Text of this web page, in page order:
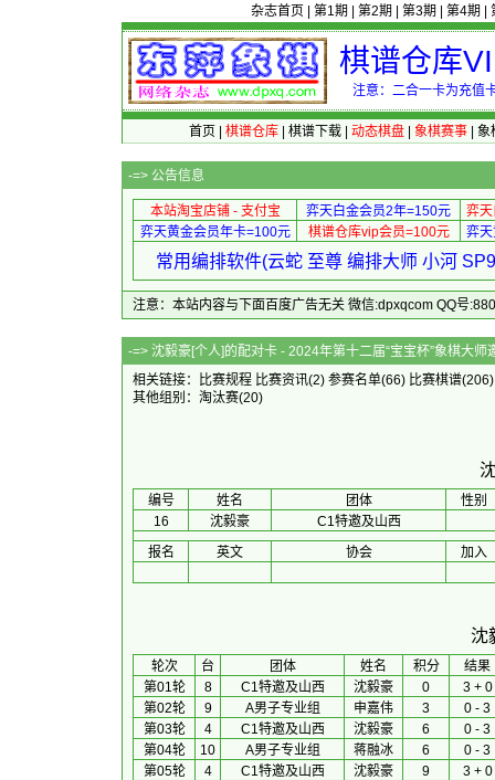
杂志首页 第1期 第2期 第3期 第4期
棋谱仓库
注意：二合一卡为充值
首页 棋谱仓库| 棋谱下载| 动态棋盘| 象棋赛事| 象
-=> 公告信息
本站淘宝店铺 - 支付宝 弈天白金会员2年=150元
弈
弈天黄金会员年卡=100元
棋谱仓库vip会员=100元 弈
常用编排软件(云蛇 至尊 编排大师 小河
注意：本站内容与下面百度广告无关 微信:dpxqcom QQ号
-=> 沈毅豪[个人]的配对卡 - 2024年第十二届
相关链接：
比赛规程 比赛资讯(2) 参赛名单(66) 比赛棋谱
其他组别： 淘汰赛(20)
编号 姓名 团体
性别
16
沈毅豪
C1特邀及山西
报名
英文 协会 加入
沈
轮次 台 团体 姓名 积分
结果
第01轮
8 C1特邀及山西 沈毅豪 0
3 + 0
第02轮
9 A男子专业组 申嘉伟 3
0 - 3
第03轮
4 C1特邀及山西 沈毅豪 6
0 - 3
第04轮
10 A男子专业组 蒋融冰 6
0 - 3
第05轮
4 C1特邀及山西 沈毅豪 9
3 + 0